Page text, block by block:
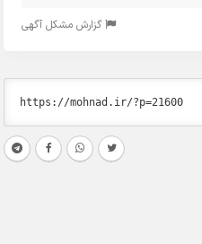
گزارش مشکل آگهی